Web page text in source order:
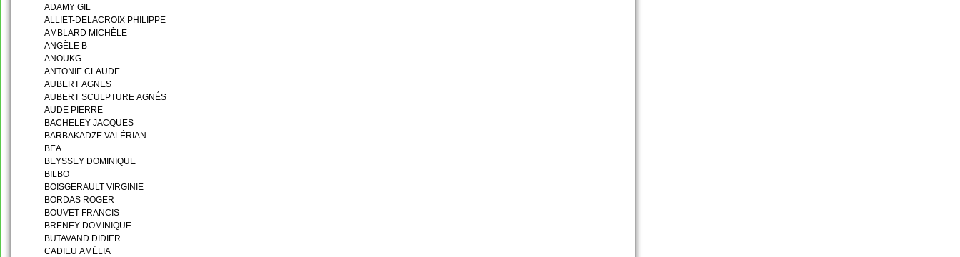
ADAMY GIL
ALLIET-DELACROIX PHILIPPE
AMBLARD MICHÈLE
ANGÈLE B
ANOUKG
ANTONIE CLAUDE
AUBERT AGNES
AUBERT SCULPTURE AGNÉS
AUDE PIERRE
BACHELEY JACQUES
BARBAKADZE VALÉRIAN
BEA
BEYSSEY DOMINIQUE
BILBO
BOISGERAULT VIRGINIE
BORDAS ROGER
BOUVET FRANCIS
BRENEY DOMINIQUE
BUTAVAND DIDIER
CADIEU AMÉLIA